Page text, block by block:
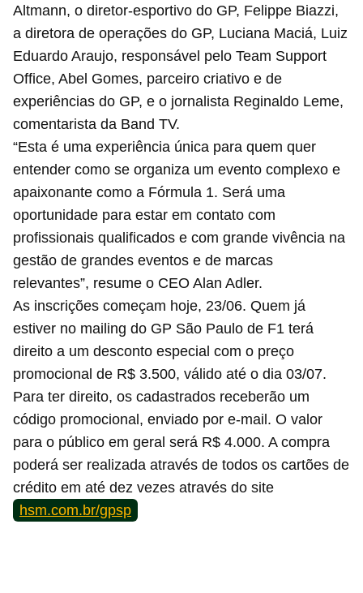
Altmann, o diretor-esportivo do GP, Felippe Biazzi,
a diretora de operações do GP, Luciana Maciá, Luiz
Eduardo Araujo, responsável pelo Team Support
Office, Abel Gomes, parceiro criativo e de
experiências do GP, e o jornalista Reginaldo Leme,
comentarista da Band TV.
“Esta é uma experiência única para quem quer
entender como se organiza um evento complexo e
apaixonante como a Fórmula 1. Será uma
oportunidade para estar em contato com
profissionais qualificados e com grande vivência na
gestão de grandes eventos e de marcas
relevantes”, resume o CEO Alan Adler.
As inscrições começam hoje, 23/06. Quem já
estiver no mailing do GP São Paulo de F1 terá
direito a um desconto especial com o preço
promocional de R$ 3.500, válido até o dia 03/07.
Para ter direito, os cadastrados receberão um
código promocional, enviado por e-mail. O valor
para o público em geral será R$ 4.000. A compra
poderá ser realizada através de todos os cartões de
crédito em até dez vezes através do site
hsm.com.br/gpsp